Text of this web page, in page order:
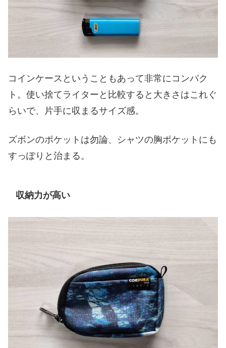
コインケースということもあって非常にコンパク
ト。使い捨てライターと比較すると大きさはこれぐ
らいで、片手に収まるサイズ感。
ズボンのポケットは勿論、シャツの胸ポケットにも
すっぽりと治まる。
収納力が高い